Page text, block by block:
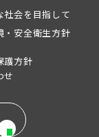
社会を目指して
・安全衛生方針
護方針
せ